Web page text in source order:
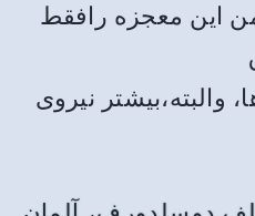
این معجزه رافقط
والبته،بیشتر نیروی